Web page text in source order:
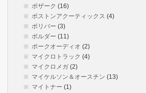
ボザーク (16)
ボストンアクーティックス (4)
ボリバー (3)
ボルダー (11)
ポークオーディオ (2)
マイクロトラック (4)
マイクロメガ (2)
マイケルソン＆オースチン (13)
マイトナー (1)